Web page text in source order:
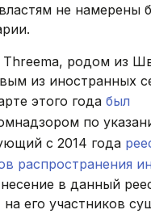
не намерены
родом из
из иностранных
этого года был
по
с 2014 года
распространения
в данный
на его участников